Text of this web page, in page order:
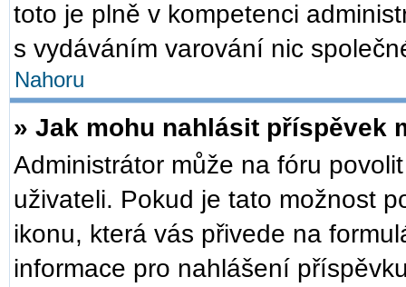
toto je plně v kompetenci
s vydáváním varování nic
Nahoru
» Jak mohu nahlásit příspěvek
Administrátor může na fóru
uživateli. Pokud je tato možnost
ikonu, která vás přivede na
informace pro nahlášení